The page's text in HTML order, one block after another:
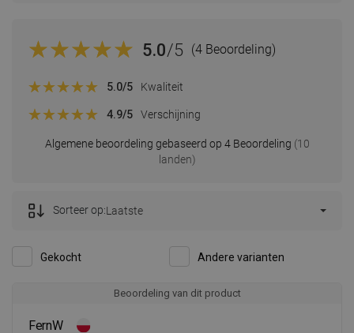
5.0/5 (4 Beoordeling)
Algemene beoordeling gebaseerd op 4 Beoordeling (10
landen)
5.0/5 Kwaliteit
4.9/5 Verschijning
Gekocht Andere varianten
Sorteer op:Laatste
Beoordeling van dit product
FernW